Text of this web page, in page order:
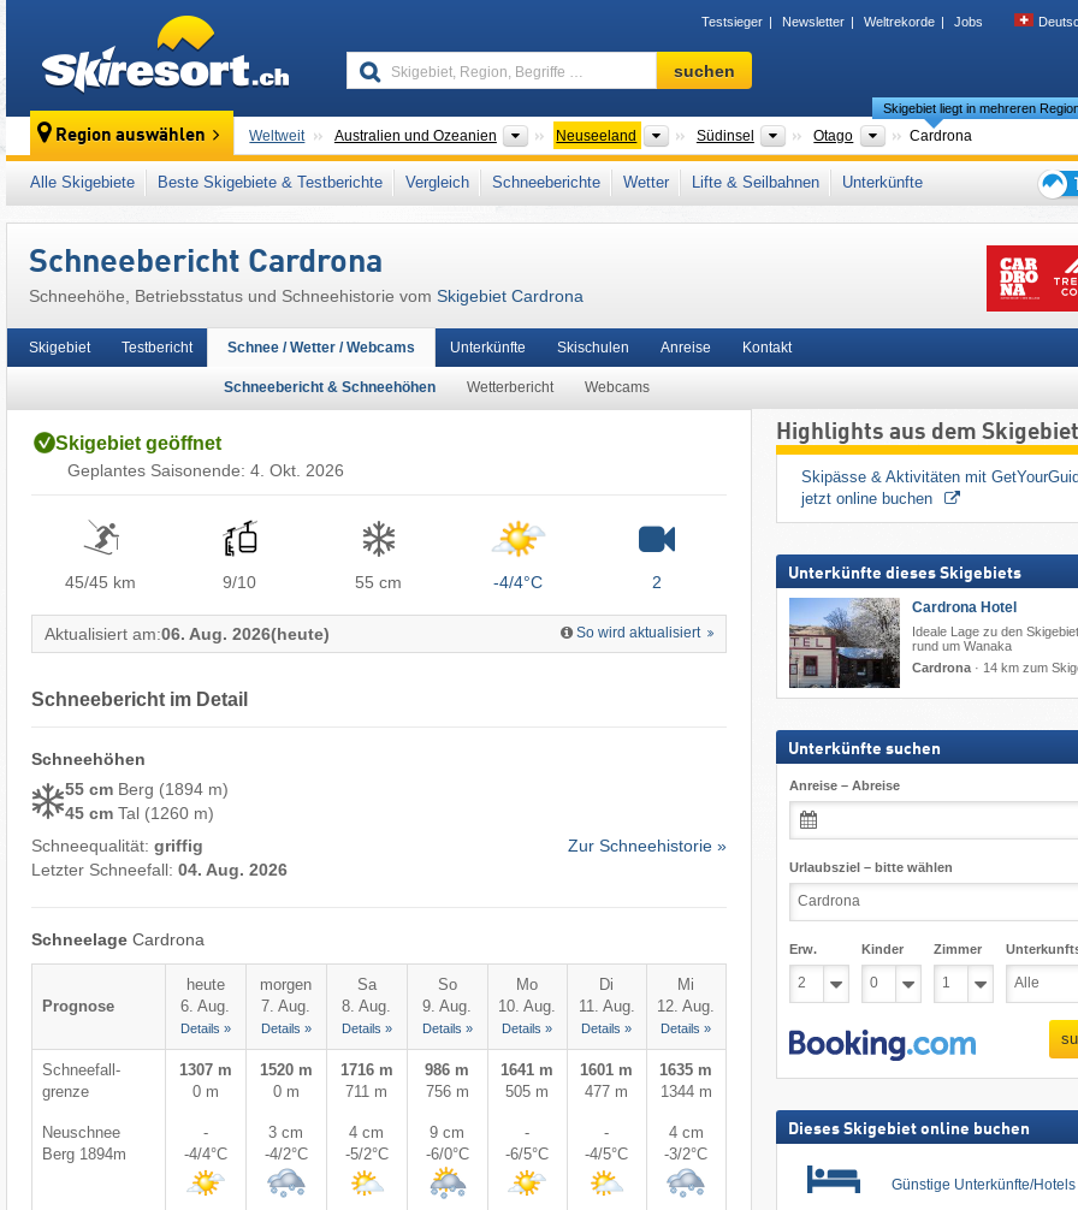
Testsieger Newsletter Weltrekorde Jobs
Skigebiet,
Region,
…
suchen
Region auswählen Weltweit Australien und Ozeanien Kontinente
Neuseeland LänderSüdinsel InselnOtago Regionen
Skigebiet liegt in mehreren
Cardrona
Dieses Skigebiet liegt auch in: Neuseeländische Alpen
Alle Skigebiete Beste Skigebiete & Testberichte Vergleich Schneeberichte Wetter Lifte & Seilbahnen
Unterkünfte
den
Schneebericht Cardrona
Schneehöhe, Betriebsstatus und Schneehistorie vom Skigebiet Cardrona
Skigebiet Testbericht Schnee / Wetter / Webcams
Schneebericht & Schneehöhen Wetterbericht Webcams
Unterkünfte Skischulen Anreise Kontakt
Skigebiet geöffnet
Geplantes Saisonende: 4. Okt. 2026
45/45 km 9/10 55 cm -4/4°C 2
Aktualisiert am:06. Aug. 2026(heute) So wird aktualisiert
Schneebericht im Detail
Schneehöhen
55 cm Berg (1894 m)
45 cm Tal (1260 m)
Schneequalität: griffig
Letzter Schneefall: 04. Aug. 2026
Zur Schneehistorie »
Schneelage Cardrona
Prognose
heute
6. Aug.
Details »
morgen
7. Aug.
Details »
Sa
8. Aug.
Details »
So
9. Aug.
Details »
Mo
10. Aug.
Details »
Di
11. Aug.
Details »
Mi
12. Aug.
Details »
Schneefall-
grenze
1307 m
0 m
1520 m
0 m
1716 m
711 m
986 m
756 m
1641 m
505 m
1601 m
477 m
1635 m
1344 m
Neuschnee
Berg 1894m
-
-4/4°C
3 cm
-4/2°C
4 cm
-5/2°C
9 cm
-6/0°C
-
-6/5°C
-
-4/5°C
4 cm
-3/2°C
Highlights aus dem Skigebiet
Skipässe & Aktivitäten mit
jetzt online buchen
Unterkünfte dieses Skigebiets
Cardrona Hotel
Ideale Lage zu den
rund um Wanaka
Cardrona· 14 km zum
Unterkünfte suchen
Anreise – Abreise
Urlaubsziel – bitte wählen
Erw. Kinder Zimmer
Dieses Skigebiet online buchen
Günstige Unterkünfte/Hotels